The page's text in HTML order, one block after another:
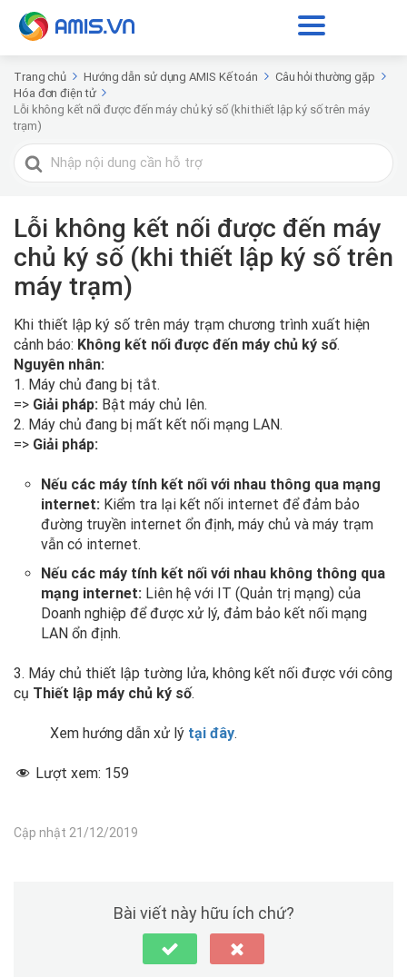
Trang chủ Hướng dẫn sử dụng AMIS Kế toán
Câu hỏi thường gặp
Hóa đơn điện tử
Lỗi không kết nối được đến máy chủ ký số (khi thiết lập ký số trên máy
trạm)
Tìm
kiếm
Lỗi không kết nối được đến máy
chủ ký số (khi thiết lập ký số trên
máy trạm)
Khi thiết lập ký số trên máy trạm chương trình xuất hiện
cảnh báo: Không kết nối được đến máy chủ ký số.
Nguyên nhân:
1. Máy chủ đang bị tắt.
=> Giải pháp: Bật máy chủ lên.
2. Máy chủ đang bị mất kết nối mạng LAN.
=> Giải pháp:
Nếu các máy tính kết nối với nhau thông qua mạng
internet: Kiểm tra lại kết nối internet để đảm bảo
đường truyền internet ổn định, máy chủ và máy trạm
vẫn có internet.
Nếu các máy tính kết nối với nhau không thông qua
mạng internet: Liên hệ với IT (Quản trị mạng) của
Doanh nghiệp để được xử lý, đảm bảo kết nối mạng
LAN ổn định.
3. Máy chủ thiết lập tường lửa, không kết nối được với công
cụ Thiết lập máy chủ ký số.
Xem hướng dẫn xử lý tại đây.
Lượt xem: 159
Cập nhật 21/12/2019
Bài viết này hữu ích chứ?